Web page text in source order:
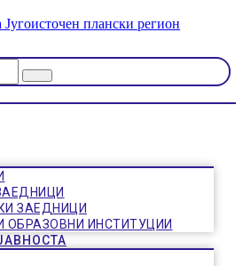
ЗАЕДНИЦИ
ОБРАЗОВНИ ИНСТИТУЦИИ